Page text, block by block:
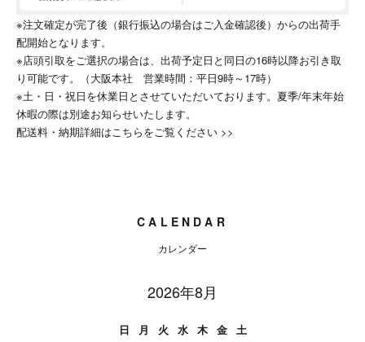
※注文確定が完了後（銀行振込の場合はご入金確認後）からの出荷手
配開始となります。
※店頭引取をご選択の場合は、出荷予定日と同日の16時以降お引き取
り可能です。（大阪本社 営業時間：平日9時～17時）
※土・日・祝日を休業日とさせていただいております。夏季/年末年始
休暇の際は別途お知らせいたします。
配送料・納期詳細はこちらをご覧ください >>
CALENDAR
カレンダー
2026年8月
日 月 火 水 木 金
土